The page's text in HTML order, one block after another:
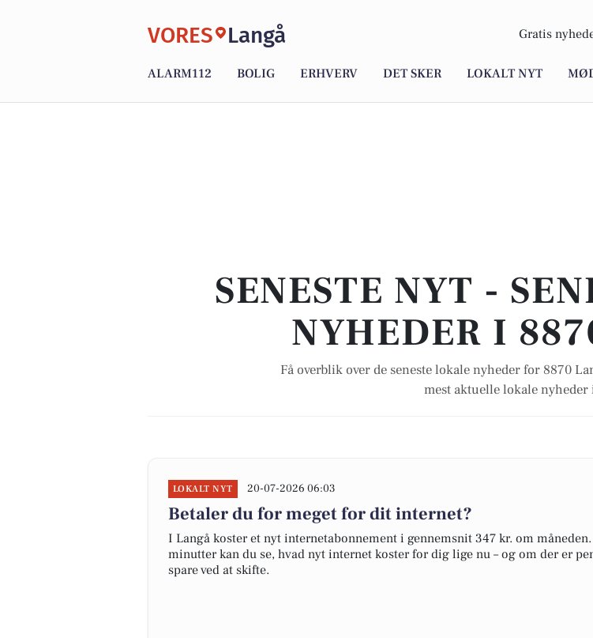
VORES Langå Gratis
ALARM112 BOLIG ERHVERV DET SKER LOKALT NYT
SENESTE NYT -
NYHEDER I
Få overblik over de seneste lokale nyheder for 8870
mest aktuelle lokale nyheder
LOKALT NYT 20-07-2026 06:03
Betaler du for meget for dit internet?
I Langå koster et nyt internetabonnement i gennemsnit 347 kr. om måneden.
minutter kan du se, hvad nyt internet koster for dig lige nu – og om der er
spare ved at skifte.